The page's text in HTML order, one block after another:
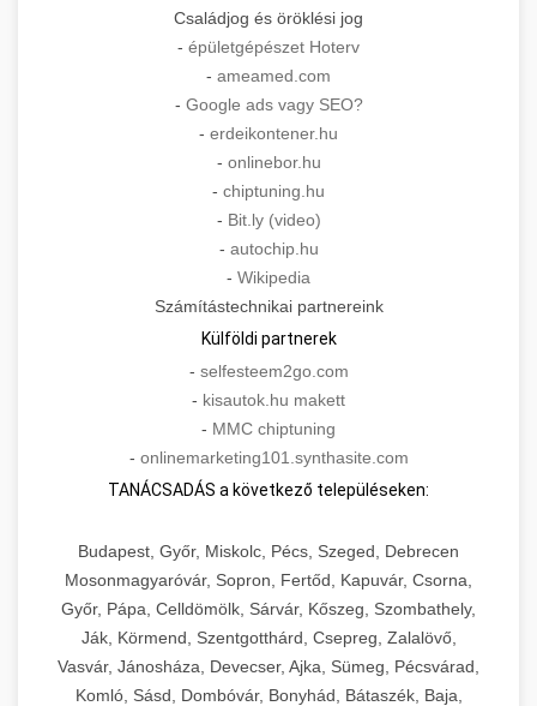
Családjog és öröklési jog
- épületgépészet Hoterv
- ameamed.com
- Google ads vagy SEO?
- erdeikontener.hu
- onlinebor.hu
- chiptuning.hu
- Bit.ly (video)
- autochip.hu
- Wikipedia
Számítástechnikai partnereink
Külföldi partnerek
- selfesteem2go.com
- kisautok.hu makett
- MMC chiptuning
- onlinemarketing101.synthasite.com
TANÁCSADÁS a következő településeken:
Budapest, Győr, Miskolc, Pécs, Szeged, Debrecen
Mosonmagyaróvár, Sopron, Fertőd, Kapuvár, Csorna,
Győr, Pápa, Celldömölk, Sárvár, Kőszeg, Szombathely,
Ják, Körmend, Szentgotthárd, Csepreg, Zalalövő,
Vasvár, Jánosháza, Devecser, Ajka, Sümeg, Pécsvárad,
Komló, Sásd, Dombóvár, Bonyhád, Bátaszék, Baja,